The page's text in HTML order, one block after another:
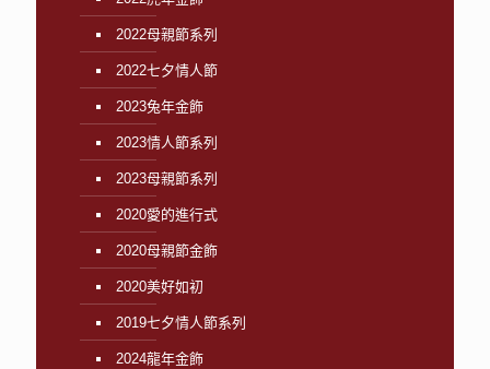
2022母親節系列
2022七夕情人節
2023兔年金飾
2023情人節系列
2023母親節系列
2020愛的進行式
2020母親節金飾
2020美好如初
2019七夕情人節系列
2024龍年金飾